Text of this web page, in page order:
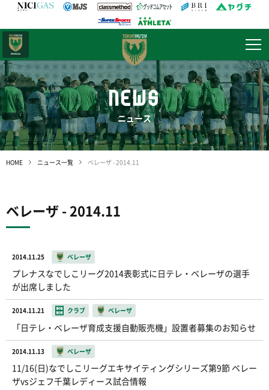
NEWS
ニュース
HOME ニュース一覧 ベレーザ - 2014.11
ベレーザ - 2014.11
2014.11.25 ベレーザ
プレナスなでしこリーグ2014表彰式に日テレ・ベレーザの選手
が出席しました
2014.11.21 クラブ ベレーザ
「日テレ・ベレーザ育成支援自動販売機」設置者募集のお知らせ
2014.11.13 ベレーザ
11/16(日)なでしこリーグエキサイティングシリーズ第9節 ベレー
ザvsジェフ千葉レディース試合情報